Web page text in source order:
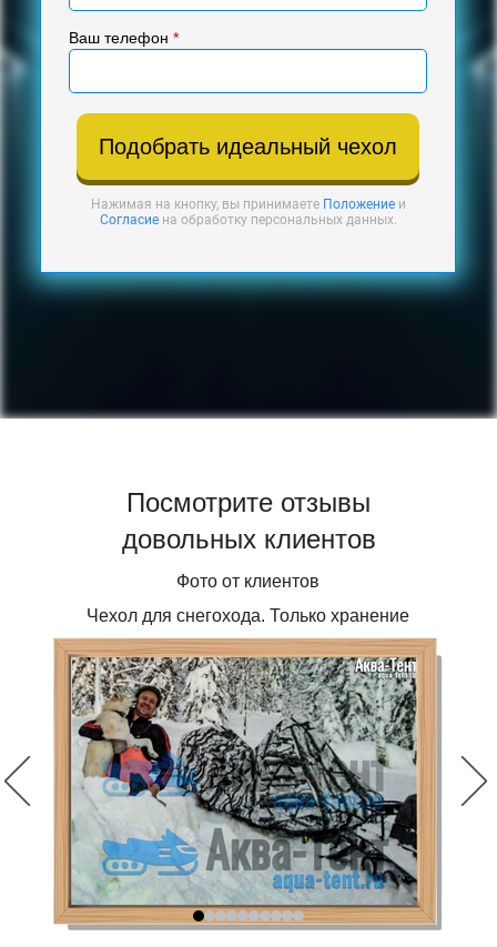
Ваш телефон *
Подобрать идеальный чехол
Нажимая на кнопку, вы принимаете Положениеи
Согласиена обработку персональных данных.
Посмотрите отзывы
довольных клиентов
Фото от клиентов
Чехол для снегохода. Только хранение